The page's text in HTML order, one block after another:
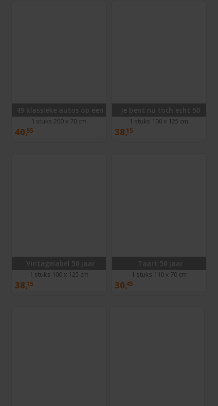
49 klassieke autos op een rij
1 stuks 200 x 70 cm
40,55
Je bent nu toch echt 50
1 stuks 100 x 125 cm
38,15
Vintagelabel 50 jaar
1 stuks 100 x 125 cm
38,15
Taart 50 jaar
1 stuks 110 x 70 cm
30,45